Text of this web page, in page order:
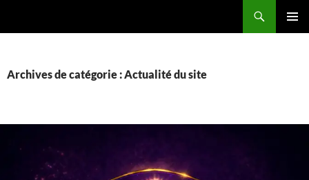
Archives de catégorie : Actualité du site